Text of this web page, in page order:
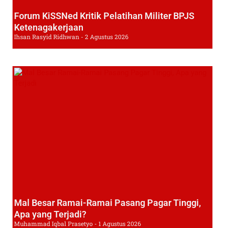
Forum KiSSNed Kritik Pelatihan Militer BPJS
Ketenagakerjaan
Ihsan Rasyid Ridhwan 2 Agustus 2026
Mal Besar Ramai-Ramai Pasang Pagar Tinggi,
Apa yang Terjadi?
Muhammad Iqbal Prasetyo 1 Agustus 2026